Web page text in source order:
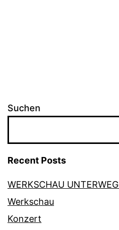
Suchen
Recent Posts
WERKSCHAU
Werkschau
Konzert